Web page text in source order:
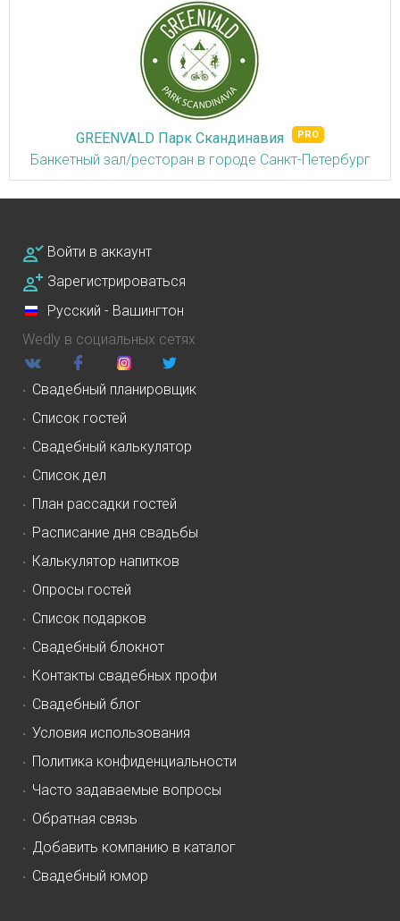
GREENVALD Парк Скандинавия
Банкетный зал/ресторан в городе Санкт-Петербург
Войти в аккаунт
Зарегистрироваться
Русский - Вашингтон
Wedly в социальных сетях
Свадебный планировщик
Список гостей
Свадебный калькулятор
Список дел
План рассадки гостей
Расписание дня свадьбы
Калькулятор напитков
Опросы гостей
Список подарков
Свадебный блокнот
Контакты свадебных профи
Свадебный блог
Условия использования
Политика конфиденциальности
Часто задаваемые вопросы
Обратная связь
Добавить компанию в каталог
Свадебный юмор